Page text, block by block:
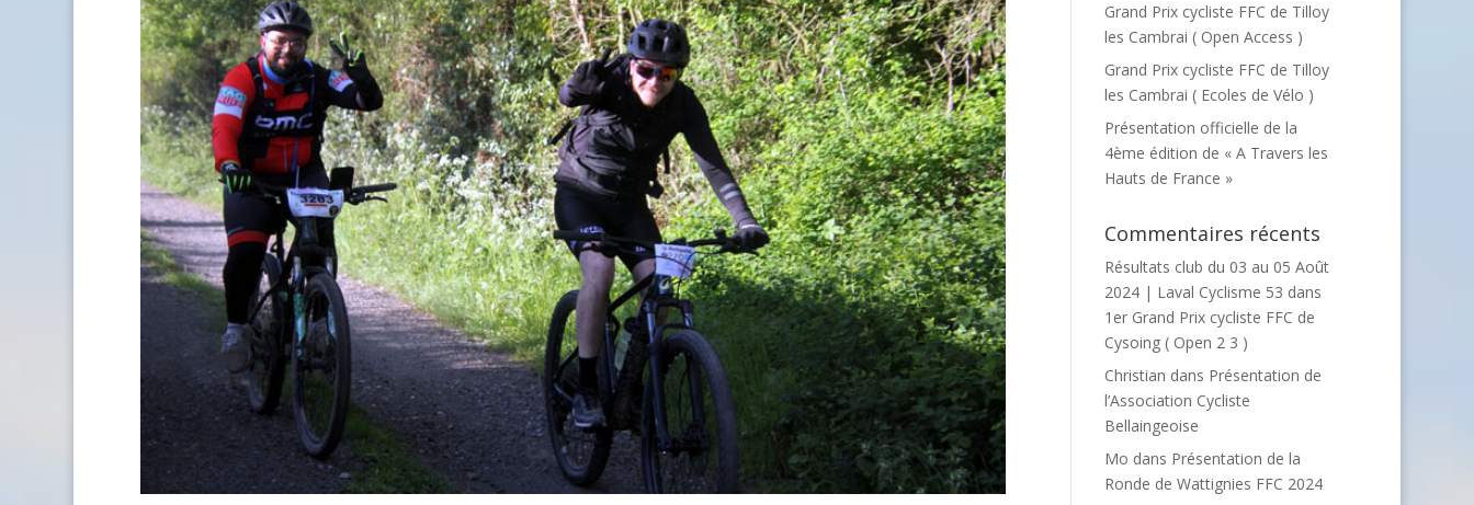
Grand Prix cycliste FFC de Tilloy
les Cambrai ( Open Access )
Grand Prix cycliste FFC de Tilloy
les Cambrai ( Ecoles de Vélo )
Présentation officielle de la
4ème édition de « A Travers les
Hauts de France »
Commentaires récents
Résultats club du 03 au 05 Août
2024 | Laval Cyclisme 53 dans
1er Grand Prix cycliste FFC de
Cysoing ( Open 2 3 )
Christian dans Présentation de
l’Association Cycliste
Bellaingeoise
Mo dans Présentation de la
Ronde de Wattignies FFC 2024